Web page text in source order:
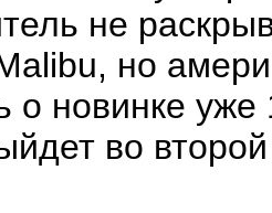
не
но
о новинке
во